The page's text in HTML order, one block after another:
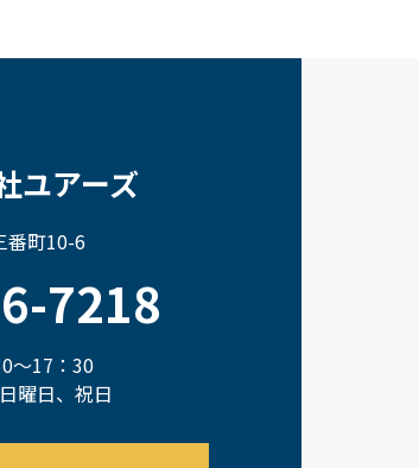
ユアーズ
番町10-6
7218
～17：30
曜日、祝日